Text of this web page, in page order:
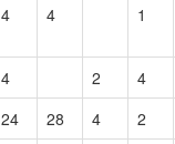
4 4 1
4 2
4
24 28 4
2